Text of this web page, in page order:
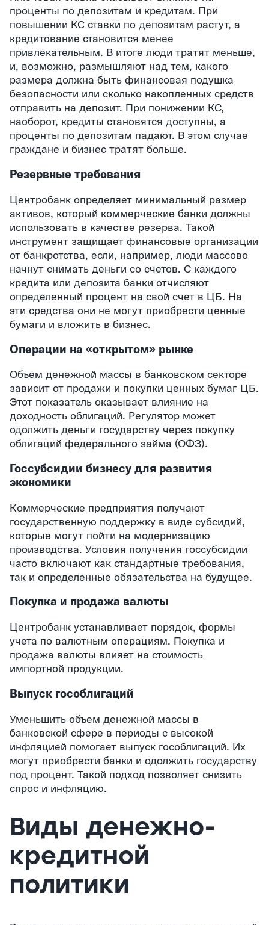
проценты по депозитам и кредитам. При
повышении КС ставки по депозитам растут, а
кредитование становится менее
привлекательным. В итоге люди тратят меньше,
и, возможно, размышляют над тем, какого
размера должна быть финансовая подушка
безопасности или сколько накопленных средств
отправить на депозит. При понижении КС,
наоборот, кредиты становятся доступны, а
проценты по депозитам падают. В этом случае
граждане и бизнес тратят больше.
Резервные требования
Центробанк определяет минимальный размер
активов, который коммерческие банки должны
использовать в качестве резерва. Такой
инструмент защищает финансовые организации
от банкротства, если, например, люди массово
начнут снимать деньги со счетов. С каждого
кредита или депозита банки отчисляют
определенный процент на свой счет в ЦБ. На
эти средства они не могут приобрести ценные
бумаги и вложить в бизнес.
Операции на «открытом» рынке
Объем денежной массы в банковском секторе
зависит от продажи и покупки ценных бумаг ЦБ.
Этот показатель оказывает влияние на
доходность облигаций. Регулятор может
одолжить деньги государству через покупку
облигаций федерального займа (ОФЗ).
Госсубсидии бизнесу для развития
экономики
Коммерческие предприятия получают
государственную поддержку в виде субсидий,
которые могут пойти на модернизацию
производства. Условия получения госсубсидии
часто включают как стандартные требования,
так и определенные обязательства на будущее.
Покупка и продажа валюты
Центробанк устанавливает порядок, формы
учета по валютным операциям. Покупка и
продажа валюты влияет на стоимость
импортной продукции.
Выпуск гособлигаций
Уменьшить объем денежной массы в
банковской сфере в периоды с высокой
инфляцией помогает выпуск гособлигаций. Их
могут приобрести банки и одолжить государству
под процент. Такой подход позволяет снизить
спрос и инфляцию.
Виды денежно-
кредитной
политики